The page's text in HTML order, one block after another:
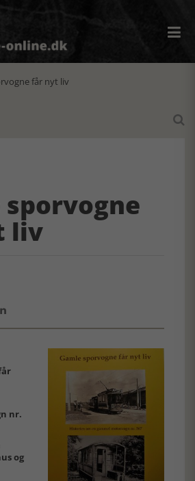
får nyt liv

sporvogne
liv
nr.
og